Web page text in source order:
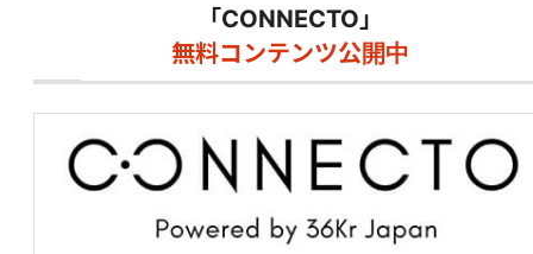
「CONNECTO」
無料コンテンツ公開中